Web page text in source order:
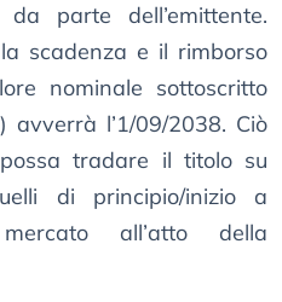
da parte dell’emittente.
scadenza e il rimborso
nominale sottoscritto
avverrà l’1/09/2038. Ciò
tradare il titolo su
di principio/inizio a
all’atto della